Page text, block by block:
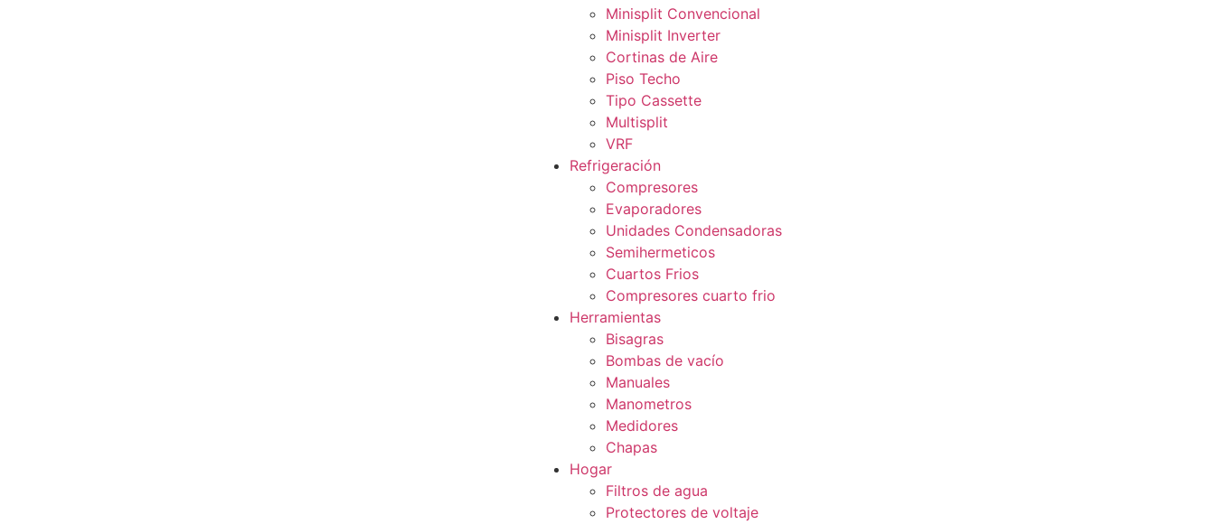
Minisplit Convencional
Minisplit Inverter
Cortinas de Aire
Piso Techo
Tipo Cassette
Multisplit
VRF
Refrigeración
Compresores
Evaporadores
Unidades Condensadoras
Semihermeticos
Cuartos Frios
Compresores cuarto frio
Herramientas
Bisagras
Bombas de vacío
Manuales
Manometros
Medidores
Chapas
Hogar
Filtros de agua
Protectores de voltaje